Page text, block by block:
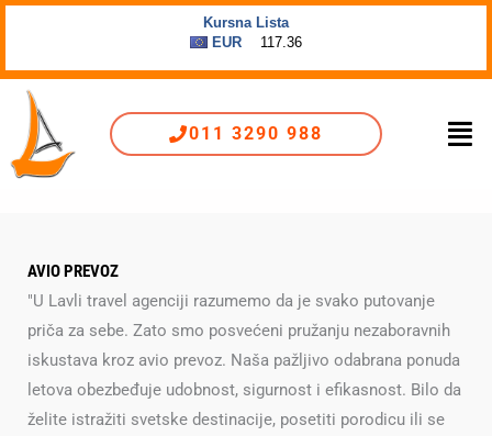
садржај
011 3290 988
AVIO PREVOZ
"U Lavli travel agenciji razumemo da je svako putovanje
priča za sebe. Zato smo posvećeni pružanju nezaboravnih
iskustava kroz avio prevoz. Naša pažljivo odabrana ponuda
letova obezbeđuje udobnost, sigurnost i efikasnost. Bilo da
želite istražiti svetske destinacije, posetiti porodicu ili se